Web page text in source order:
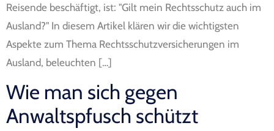
Reisende beschäftigt, ist: "Gilt mein Rechtsschutz auch im
Ausland?" In diesem Artikel klären wir die wichtigsten
Aspekte zum Thema Rechtsschutzversicherungen im
Ausland, beleuchten […]
Wie man sich gegen
Anwaltspfusch schützt